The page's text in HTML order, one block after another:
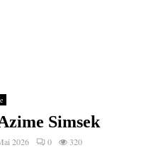
Simsek
2026 0 320